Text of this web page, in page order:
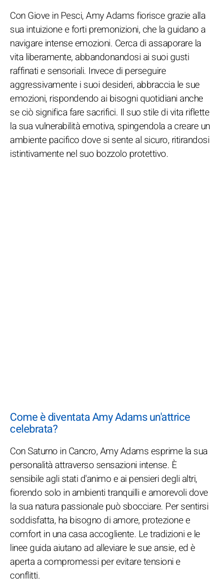
Con Giove in Pesci, Amy Adams fiorisce grazie alla
sua intuizione e forti premonizioni, che la guidano a
navigare intense emozioni. Cerca di assaporare la
vita liberamente, abbandonandosi ai suoi gusti
raffinati e sensoriali. Invece di perseguire
aggressivamente i suoi desideri, abbraccia le sue
emozioni, rispondendo ai bisogni quotidiani anche
se ciò significa fare sacrifici. Il suo stile di vita riflette
la sua vulnerabilità emotiva, spingendola a creare un
ambiente pacifico dove si sente al sicuro, ritirandosi
istintivamente nel suo bozzolo protettivo.
Come è diventata Amy Adams un'attrice
celebrata?
Con Saturno in Cancro, Amy Adams esprime la sua
personalità attraverso sensazioni intense. È
sensibile agli stati d'animo e ai pensieri degli altri,
fiorendo solo in ambienti tranquilli e amorevoli dove
la sua natura passionale può sbocciare. Per sentirsi
soddisfatta, ha bisogno di amore, protezione e
comfort in una casa accogliente. Le tradizioni e le
linee guida aiutano ad alleviare le sue ansie, ed è
aperta a compromessi per evitare tensioni e
conflitti.